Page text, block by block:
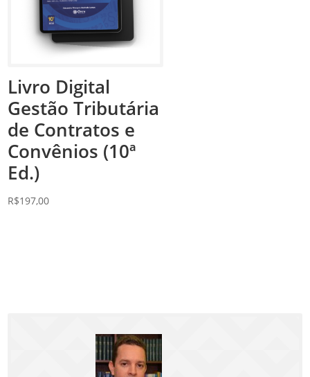
Livro Digital
Gestão Tributária
de Contratos e
Convênios (10ª
Ed.)
R$197,00